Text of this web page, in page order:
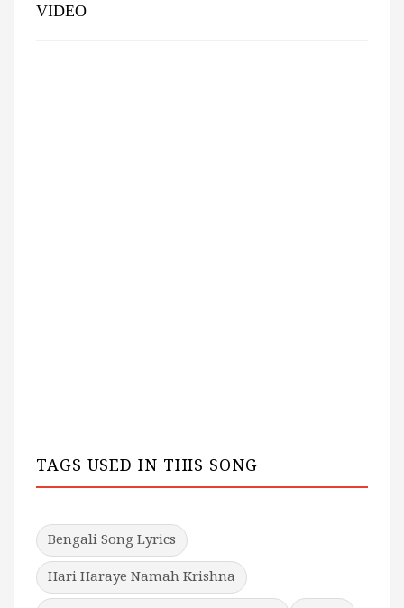
VIDEO
TAGS USED IN THIS SONG
Bengali Song Lyrics
Hari Haraye Namah Krishna